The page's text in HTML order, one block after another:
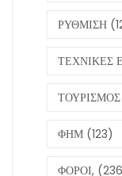
ΡΥΘΜΙΣΗ
ΤΕΧΝΙΚΕΣ
ΤΟΥΡΙΣΜΟΣ
ΦΗΜ (123)
ΦΟΡΟΙ,